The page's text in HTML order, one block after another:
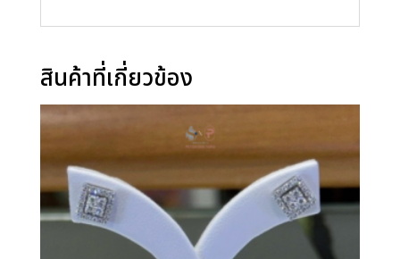
สินค้าที่เกี่ยวข้อง